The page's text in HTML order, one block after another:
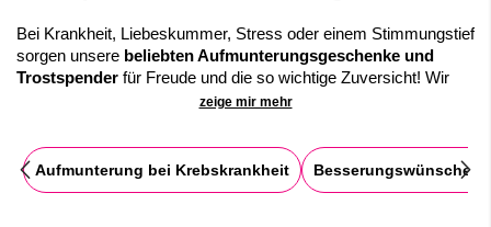
Bei Krankheit, Liebeskummer, Stress oder einem Stimmungstief
sorgen unsere beliebten Aufmunterungsgeschenke und
Trostspender für Freude und die so wichtige Zuversicht! Wir
haben die schönsten Geschenke für deine persönlichen
Bereits mit einer Kleinigkeit kannst du für Trost, Optimismus,
Mut und Aufmunterung sorgen.Mache jetzt mit deiner
Geschenkelieferung eine Überraschung und bereite Freude und
zeige mir mehr
Aufmunterung bei Krebskrankheit Besserungswünsche